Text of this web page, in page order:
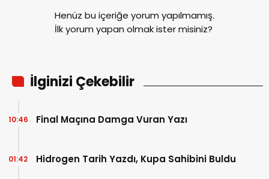
Henüz bu içeriğe yorum yapılmamış.
İlk yorum yapan olmak ister misiniz?
İlginizi Çekebilir
Final Maçına Damga Vuran Yazı
10:46
Hidrogen Tarih Yazdı, Kupa Sahibini Buldu
01:42